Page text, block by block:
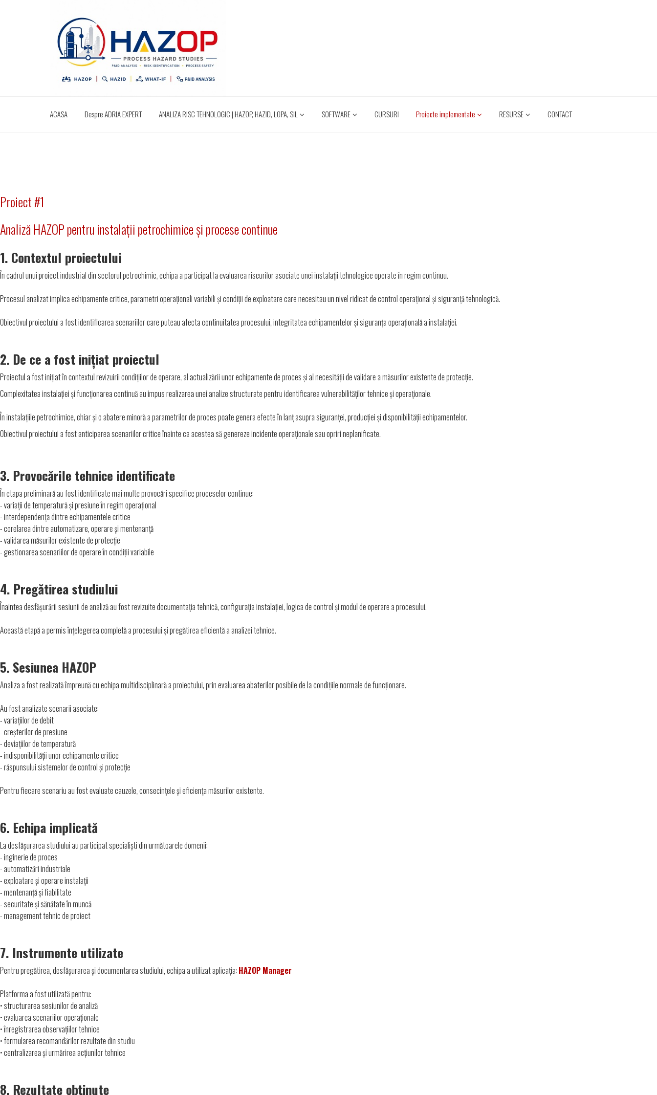
ACASA Despre ADRIA EXPERT ANALIZA RISC TEHNOLOGIC | HAZOP, HAZID, LOPA, SIL SOFTWARE CURSURI Proiecte implementate RESURSE CONTACT
Proiect #1
Analiză HAZOP pentru instalații petrochimice și procese continue
1. Contextul proiectului
În cadrul unui proiect industrial din sectorul petrochimic, echipa a participat la evaluarea riscurilor asociate unei instalații tehnologice operate în regim continuu.
Procesul analizat implica echipamente critice, parametri operaționali variabili și condiții de exploatare care necesitau un nivel ridicat de control operațional și siguranță tehnologică.
Obiectivul proiectului a fost identificarea scenariilor care puteau afecta continuitatea procesului, integritatea echipamentelor și siguranța operațională a instalației.
2. De ce a fost inițiat proiectul
Proiectul a fost inițiat în contextul revizuirii condițiilor de operare, al actualizării unor echipamente de proces și al necesității de validare a măsurilor existente de protecție.
Complexitatea instalației și funcționarea continuă au impus realizarea unei analize structurate pentru identificarea vulnerabilităților tehnice și operaționale.
În instalațiile petrochimice, chiar și o abatere minoră a parametrilor de proces poate genera efecte în lanț asupra siguranței, producției și disponibilității echipamentelor.
Obiectivul proiectului a fost anticiparea scenariilor critice înainte ca acestea să genereze incidente operaționale sau opriri neplanificate.
3. Provocările tehnice identificate
În etapa preliminară au fost identificate mai multe provocări specifice proceselor continue:
- variații de temperatură și presiune în regim operațional
- interdependența dintre echipamentele critice
- corelarea dintre automatizare, operare și mentenanță
- validarea măsurilor existente de protecție
- gestionarea scenariilor de operare în condiții variabile
4. Pregătirea studiului
Înaintea desfășurării sesiunii de analiză au fost revizuite documentația tehnică, configurația instalației, logica de control și modul de operare a procesului.
Această etapă a permis înțelegerea completă a procesului și pregătirea eficientă a analizei tehnice.
5. Sesiunea HAZOP
Analiza a fost realizată împreună cu echipa multidisciplinară a proiectului, prin evaluarea abaterilor posibile de la condițiile normale de funcționare.
Au fost analizate scenarii asociate:
- variațiilor de debit
- creșterilor de presiune
- deviațiilor de temperatură
- indisponibilității unor echipamente critice
- răspunsului sistemelor de control și protecție
Pentru fiecare scenariu au fost evaluate cauzele, consecințele și eficiența măsurilor existente.
6. Echipa implicată
La desfășurarea studiului au participat specialiști din următoarele domenii:
- inginerie de proces
- automatizări industriale
- exploatare și operare instalații
- mentenanță și fiabilitate
- securitate și sănătate în muncă
- management tehnic de proiect
7. Instrumente utilizate
Pentru pregătirea, desfășurarea și documentarea studiului, echipa a utilizat aplicația: HAZOP Manager
Platforma a fost utilizată pentru:
• structurarea sesiunilor de analiză
•evaluarea scenariilor operaționale
• înregistrarea observațiilor tehnice
• formularea recomandărilor rezultate din studiu
• centralizarea și urmărirea acțiunilor tehnice
8. Rezultate obținute